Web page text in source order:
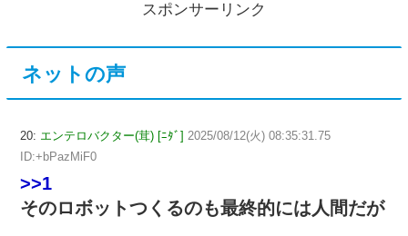
スポンサーリンク
ネットの声
20: エンテロバクター(茸) [ﾆﾀﾞ] 2025/08/12(火) 08:35:31.75
ID:+bPazMiF0
>>1
そのロボットつくるのも最終的には人間だが